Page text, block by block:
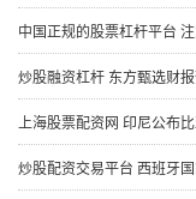
中国正规的股票杠杆平台
炒股融资杠杆 东方甄选财
上海股票配资网 印尼公布
炒股配资交易平台 西班牙国家队大名